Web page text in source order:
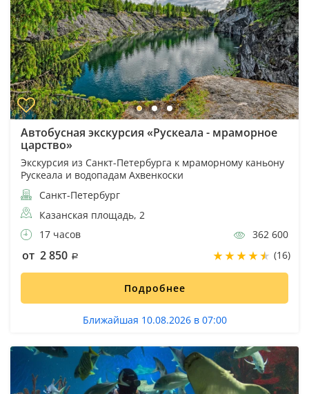
Автобусная экскурсия «Рускеала - мраморное
царство»
Экскурсия из Санкт-Петербурга к мраморному каньону
Рускеала и водопадам Ахвенкоски
Санкт-Петербург
Казанская площадь, 2
17 часов
362 600
от 2 850 (16)
Подробнее
Ближайшая 10.08.2026 в 07:00